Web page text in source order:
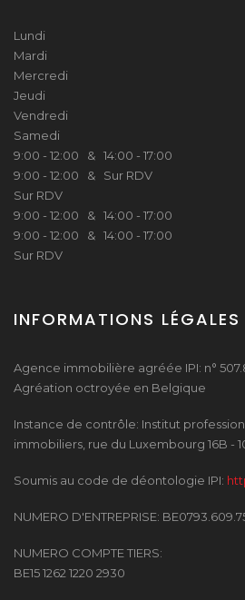
Lundi
Mardi
Mercredi
Jeudi
Vendredi
Samedi
9:00 - 12:00 & 14:00 - 17:00
9:00 - 12:00 & Sur RDV
Sur RDV
9:00 - 12:00 & 14:00 - 17:00
9:00 - 12:00 & 14:00 - 17:00
Sur RDV
INFORMATIONS LÉGALES
Agence immobilière agréée IPI: n°
Agréation octroyée en Belgique
Instance de contrôle: Institut
immobiliers, rue du Luxembourg 16B -
Soumis au code de déontologie IPI:
NUMERO D'ENTREPRISE:
NUMERO COMPTE TIERS:
BE15 1262 1220 2930